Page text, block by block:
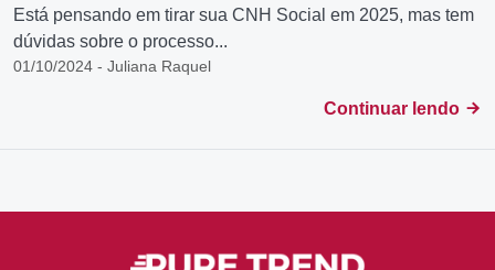
Está pensando em tirar sua CNH Social em 2025, mas tem
dúvidas sobre o processo...
01/10/2024 - Juliana Raquel
Continuar lendo